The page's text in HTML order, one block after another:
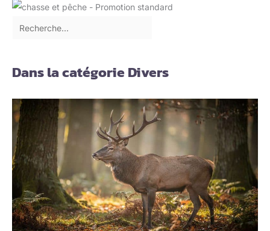
Dans la catégorie Divers